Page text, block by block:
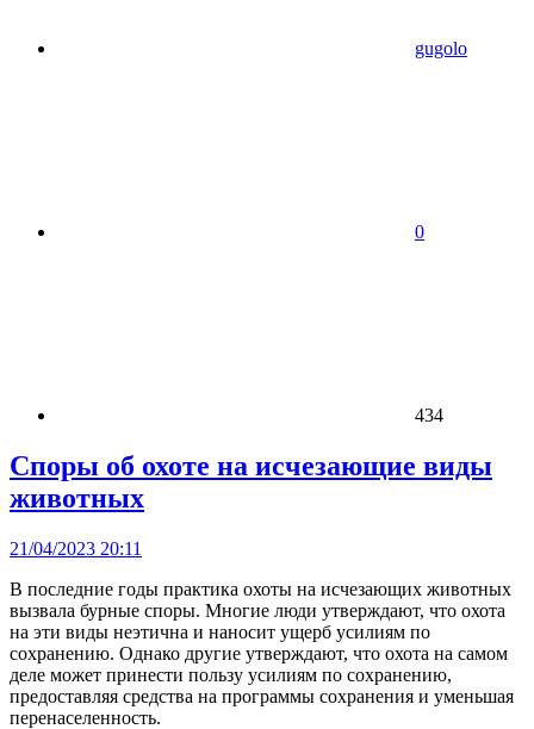
gugolo
0
434
Споры об охоте на исчезающие виды
животных
21/04/2023 20:11
В последние годы практика охоты на исчезающих животных
вызвала бурные споры. Многие люди утверждают, что охота
на эти виды неэтична и наносит ущерб усилиям по
сохранению. Однако другие утверждают, что охота на самом
деле может принести пользу усилиям по сохранению,
предоставляя средства на программы сохранения и уменьшая
перенаселенность.